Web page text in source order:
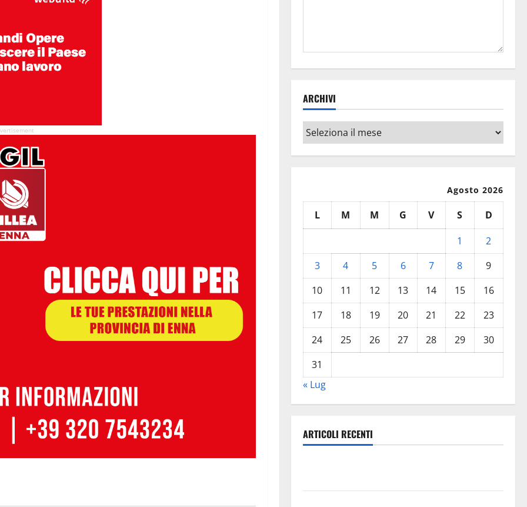
ARCHIVI
Archivi
Agosto 2026
L M M G V S
D
1
2
3
4 5 6 7 8
9
10
11 12 13 14 15
16
17
18 19 20 21 22
23
24
25 26 27 28 29
30
31
« Lug
ARTICOLI RECENTI